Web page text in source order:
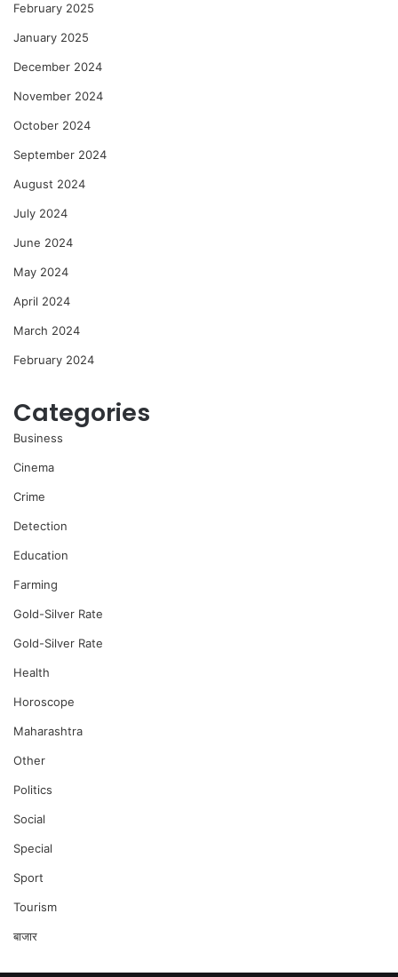
February 2025
January 2025
December 2024
November 2024
October 2024
September 2024
August 2024
July 2024
June 2024
May 2024
April 2024
March 2024
February 2024
Categories
Business
Cinema
Crime
Detection
Education
Farming
Gold-Silver Rate
Gold-Silver Rate
Health
Horoscope
Maharashtra
Other
Politics
Social
Special
Sport
Tourism
बाजार